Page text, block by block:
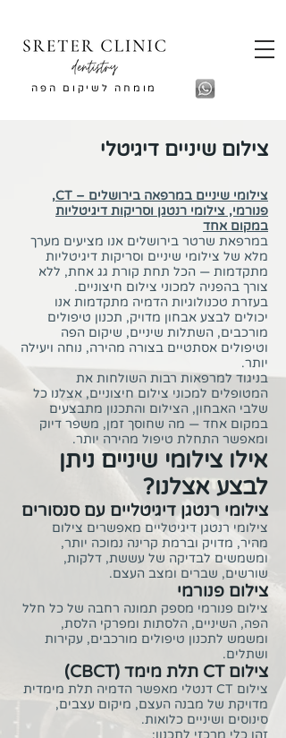
מומחה לשיקום הפה
צילום שיניים דיגיטלי
צילומי שיניים במרפאה בירושלים – CT,
פנורמי, צילומי רנטגן וסריקות דיגיטליות
במקום אחד
במרפאת שרטר בירושלים אנו מציעים מערך
מלא של צילומי שיניים וסריקות דיגיטליות
מתקדמות — הכל תחת קורת גג אחת, ללא
צורך בהפניה למכוני צילום חיצוניים.
בעזרת טכנולוגיות הדמיה מתקדמות אנו
יכולים לבצע אבחון מדויק, תכנון טיפולים
מורכבים, השתלות שיניים, שיקום הפה
וטיפולים אסתטיים בצורה מהירה, נוחה ויעילה
יותר.
בניגוד למרפאות רבות השולחות את
המטופלים למכוני צילום חיצוניים, אצלנו כל
שלבי האבחון, הצילום והתכנון מתבצעים
במקום אחד — מה שחוסך זמן, משפר דיוק
ומאפשר התחלת טיפול מהירה יותר.
אילו צילומי שיניים ניתן
לבצע אצלנו?
צילומי רנטגן דיגיטליים עם סנסורים
צילומי רנטגן דיגיטליים מאפשרים צילום
מהיר, מדויק וברמת קרינה נמוכה יותר,
ומשמשים לבדיקה של עששת, דלקות,
שורשים, שברים ומצב העצם.
צילום פנורמי
צילום פנורמי מספק תמונה רחבה של כל חלל
הפה, השיניים, הלסתות ומפרקי הלסת,
ומשמש לתכנון טיפולים מורכבים, עקירות
ושתלים.
צילום CT תלת מימד (CBCT)
צילום CT דנטלי מאפשר הדמיה תלת מימדית
מדויקת של מבנה העצם, מיקום עצבים,
סינוסים ושיניים כלואות.
זהו כלי מרכזי לתכנון: